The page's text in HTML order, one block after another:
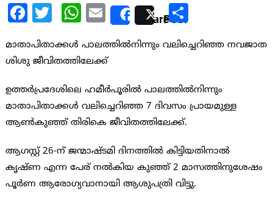
Facebook
TwitterWhatsApp
EmailSharePostShare
മാതാപിതാക്കള്‍ പാലത്തില്‍നിന്നും വലിച്ചെറിഞ്ഞ നവജാത
ശിശു ജീവിതത്തിലേക്ക്
ഉത്തര്‍പ്രദേശിലെ ഹമീര്‍പൂരില്‍ പാലത്തില്‍നിന്നും
മാതാപിതാക്കള്‍ വലിച്ചെറിഞ്ഞ 7 ദിവസം പ്രായമുള്ള
ആണ്‍കുഞ്ഞ് തിരികെ ജീവിതത്തിലേക്ക്.
ആഗസ്റ്റ് 26-ന് ജന്മാഷ്ടമി ദിനത്തില്‍ കിട്ടിയതിനാല്‍
കൃഷ്ണ എന്ന പേര് നല്‍കിയ കുഞ്ഞ് 2 മാസത്തിനുശേഷം
പൂര്‍ണ ആരോഗ്യവാനായി ആശുപത്രി വിട്ടു.